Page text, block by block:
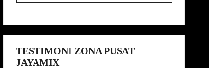
TESTIMONI ZONA PUSAT
JAYAMIX